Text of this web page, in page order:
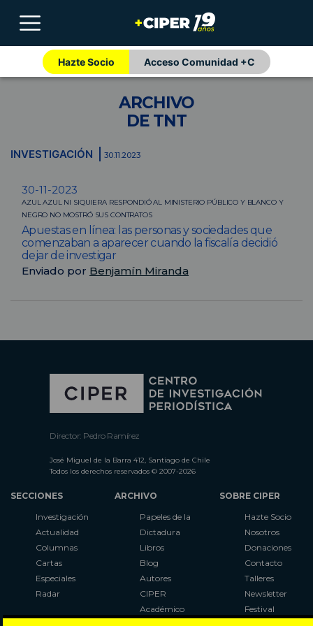
Hazte Socio Acceso Comunidad +C
ARCHIVO
DE TNT
INVESTIGACIÓN 30.11.2023
30-11-2023
AZUL AZUL NI SIQUIERA RESPONDIÓ AL MINISTERIO PÚBLICO Y BLANCO Y
NEGRO NO MOSTRÓ SUS CONTRATOS
Apuestas en línea: las personas y sociedades que
comenzaban a aparecer cuando la fiscalía decidió
dejar de investigar
Enviado por Benjamín Miranda
Director: Pedro Ramírez
José Miguel de la Barra 412, Santiago de Chile
Todos los derechos reservados © 2007-2026
SECCIONES
Investigación
Actualidad
Columnas
Cartas
Especiales
Radar
ARCHIVO
Papeles de la
Dictadura
Libros
Blog
Autores
CIPER
Académico
SOBRE CIPER
Hazte Socio
Nosotros
Donaciones
Contacto
Talleres
Newsletter
Festival